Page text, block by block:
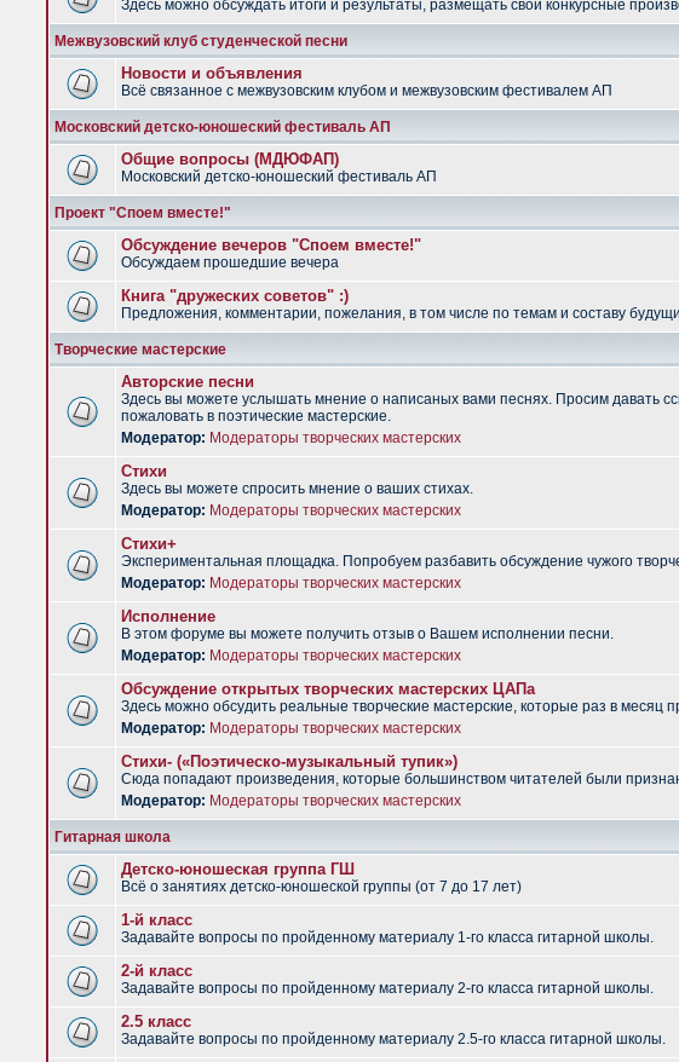
Здесь можно обсуждать итоги и результаты, размещать свои конкурсные
Межвузовский клуб студенческой песни
Новости и объявления
Всё связанное с межвузовским клубом и межвузовским фестивалем АП
Московский детско-юношеский фестиваль АП
Общие вопросы (МДЮФАП)
Московский детско-юношеский фестиваль АП
Проект "Споем вместе!"
Обсуждение вечеров "Споем вместе!"
Обсуждаем прошедшие вечера
Книга "дружеских советов" :)
Предложения, комментарии, пожелания, в том числе по темам и составу
Творческие мастерские
Авторские песни
Здесь вы можете услышать мнение о написаных вами песнях. Просим давать
пожаловать в поэтические мастерские.
Модератор: Модераторы творческих мастерских
Стихи
Здесь вы можете спросить мнение о ваших стихах.
Модератор: Модераторы творческих мастерских
Стихи+
Экспериментальная площадка. Попробуем разбавить обсуждение чужого
Модератор: Модераторы творческих мастерских
Исполнение
В этом форуме вы можете получить отзыв о Вашем исполнении песни.
Модератор: Модераторы творческих мастерских
Обсуждение открытых творческих мастерских ЦАПа
Здесь можно обсудить реальные творческие мастерские, которые раз в месяц
Модератор: Модераторы творческих мастерских
Стихи- («Поэтическо-музыкальный тупик»)
Сюда попадают произведения, которые большинством читателей были
Модератор: Модераторы творческих мастерских
Гитарная школа
Детско-юношеская группа ГШ
Всё о занятиях детско-юношеской группы (от 7 до 17 лет)
1-й класс
Задавайте вопросы по пройденному материалу 1-го класса гитарной школы.
2-й класс
Задавайте вопросы по пройденному материалу 2-го класса гитарной школы.
2.5 класс
Задавайте вопросы по пройденному материалу 2.5-го класса гитарной школы.